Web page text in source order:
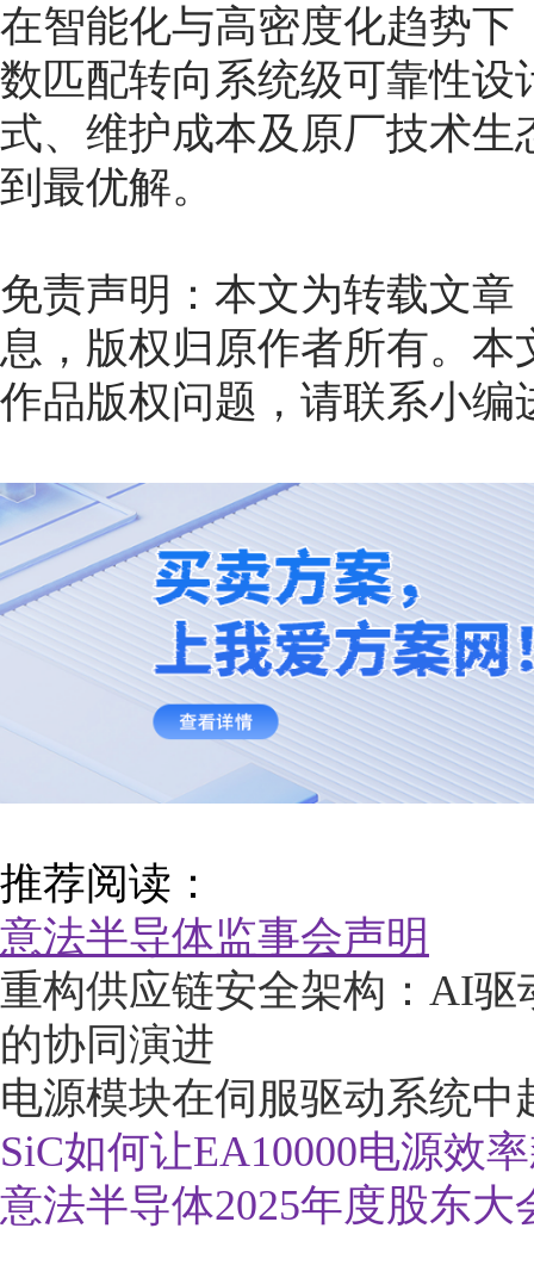
在智能化与高密度化趋势
数匹配转向系统级可靠性
式、维护成本及原厂技术
到最优解。
免责声明：本文为转载文
息，版权归原作者所有。
作品版权问题，请联系小编
推荐阅读：
意法半导体监事会声明
重构供应链安全架构：AI
的协同演进
电源模块在伺服驱动系统
SiC如何让EA10000电源效
意法半导体2025年度股东